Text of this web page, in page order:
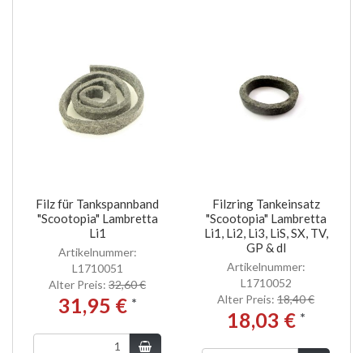
Filz für Tankspannband
"Scootopia" Lambretta
Li1
Artikelnummer:
L1710051
Alter Preis: 32,60 €
31,95 € *
Filzring Tankeinsatz
"Scootopia" Lambretta
Li1, Li2, Li3, LiS, SX, TV,
GP & dl
Artikelnummer:
L1710052
Alter Preis: 18,40 €
18,03 € *